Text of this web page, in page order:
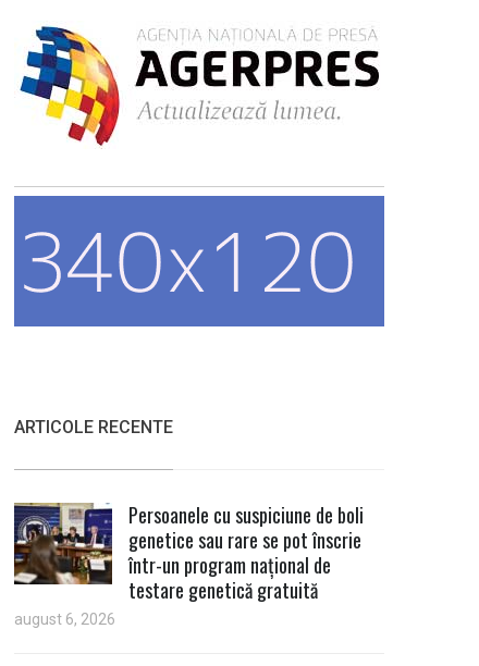
ARTICOLE RECENTE
Persoanele cu suspiciune de boli
genetice sau rare se pot înscrie
într-un program național de
testare genetică gratuită
august 6, 2026